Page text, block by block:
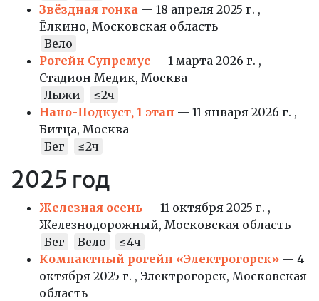
Звёздная гонка — 18 апреля 2025 г. ,
Ёлкино, Московская область
Вело
Рогейн Супремус — 1 марта 2026 г. ,
Стадион Медик, Москва
Лыжи
≤2ч
Нано-Подкуст, 1 этап — 11 января 2026 г. ,
Битца, Москва
Бег
≤2ч
2025 год
Железная осень — 11 октября 2025 г. ,
Железнодорожный, Московская область
Бег
Вело
≤4ч
Компактный рогейн «Электрогорск» — 4
октября 2025 г. , Электрогорск, Московская
область